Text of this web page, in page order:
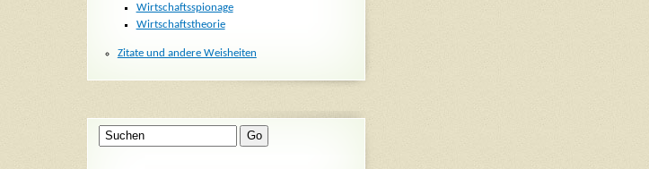
Wirtschaftsspionage
Wirtschaftstheorie
Zitate und andere Weisheiten